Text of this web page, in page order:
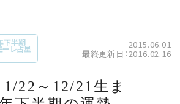
下半期
ーレ占星 2015.06.01
最終更新日：2016.02.16
22～12/21生ま